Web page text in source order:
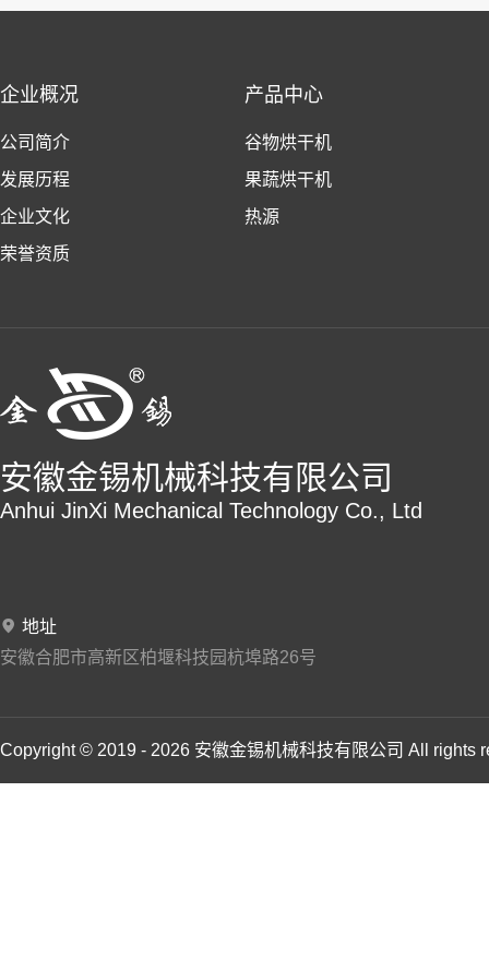
企业概况
公司简介
发展历程
企业文化
荣誉资质
产品中心
谷物烘干机
果蔬烘干机
热源
安徽金锡机械科技有限公司
Anhui JinXi Mechanical Technology Co., Ltd
地址
安徽合肥市高新区柏堰科技园杭埠路26号
Copyright © 2019 - 2026 安徽金锡机械科技有限公司 All